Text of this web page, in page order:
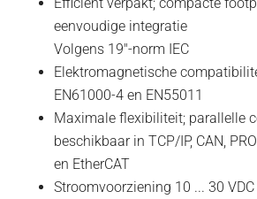
eenvoudige integratie
Volgens 19"-norm IEC
Elektromagnetische
EN61000-4 en EN55011
Maximale flexibiliteit; parallelle
beschikbaar in TCP/IP, CAN,
en EtherCAT
Stroomvoorziening 10 ... 30 VDC